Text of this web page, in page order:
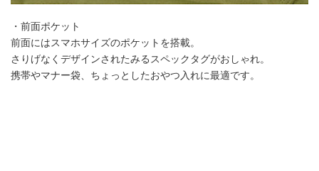
・前面ポケット
前面にはスマホサイズのポケットを搭載。
さりげなくデザインされたみるスペックタグがおしゃれ。
携帯やマナー袋、ちょっとしたおやつ入れに最適です。